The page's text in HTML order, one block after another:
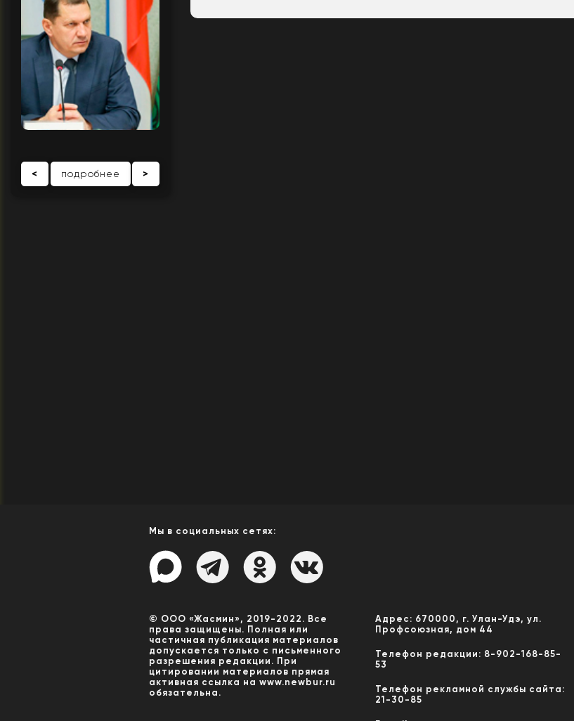
< подробнее >
Мы в социальных сетях:
© ООО «Жасмин», 2019-2022. Все
права защищены. Полная или
частичная публикация материалов
допускается только с письменного
разрешения редакции. При
цитировании материалов прямая
активная ссылка на www.newbur.ru
обязательна.
Адрес: 670000, г. Улан-Удэ, ул.
Профсоюзная, дом 44
Телефон редакции: 8-902-168-85-
53
Телефон рекламной службы сайта:
21-30-85